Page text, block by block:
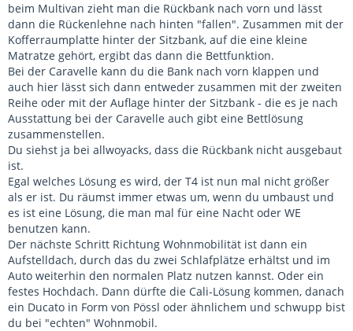
beim Multivan zieht man die Rückbank nach vorn und lässt
dann die Rückenlehne nach hinten "fallen". Zusammen mit der
Kofferraumplatte hinter der Sitzbank, auf die eine kleine
Matratze gehört, ergibt das dann die Bettfunktion.
Bei der Caravelle kann du die Bank nach vorn klappen und
auch hier lässt sich dann entweder zusammen mit der zweiten
Reihe oder mit der Auflage hinter der Sitzbank - die es je nach
Ausstattung bei der Caravelle auch gibt eine Bettlösung
zusammenstellen.
Du siehst ja bei allwoyacks, dass die Rückbank nicht ausgebaut
ist.
Egal welches Lösung es wird, der T4 ist nun mal nicht größer
als er ist. Du räumst immer etwas um, wenn du umbaust und
es ist eine Lösung, die man mal für eine Nacht oder WE
benutzen kann.
Der nächste Schritt Richtung Wohnmobilität ist dann ein
Aufstelldach, durch das du zwei Schlafplätze erhältst und im
Auto weiterhin den normalen Platz nutzen kannst. Oder ein
festes Hochdach. Dann dürfte die Cali-Lösung kommen, danach
ein Ducato in Form von Pössl oder ähnlichem und schwupp bist
du bei "echten" Wohnmobil.